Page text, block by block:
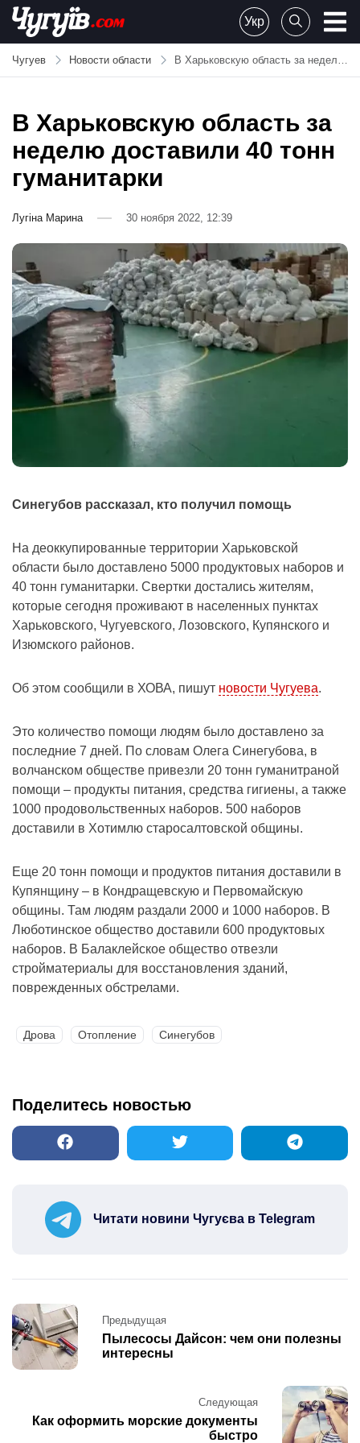
Skip
content
Chuguiv
Укр
Чугуев Новости области В Харьковскую область за неделю доставили 40 тонн гуманитарки
В Харьковскую область за
неделю доставили 40 тонн
гуманитарки
Лугіна Марина 30 ноября 2022, 12:39
Синегубов рассказал, кто получил помощь
На деоккупированные территории Харьковской
области было доставлено 5000 продуктовых наборов и
40 тонн гуманитарки. Свертки достались жителям,
которые сегодня проживают в населенных пунктах
Харьковского, Чугуевского, Лозовского, Купянского и
Изюмского районов.
Об этом сообщили в ХОВА, пишут новости Чугуева.
Это количество помощи людям было доставлено за
последние 7 дней. По словам Олега Синегубова, в
волчанском обществе привезли 20 тонн гуманитраной
помощи – продукты питания, средства гигиены, а также
1000 продовольственных наборов. 500 наборов
доставили в Хотимлю старосалтовской общины.
Еще 20 тонн помощи и продуктов питания доставили в
Купянщину – в Кондращевскую и Первомайскую
общины. Там людям раздали 2000 и 1000 наборов. В
Люботинское общество доставили 600 продуктовых
наборов. В Балаклейское общество отвезли
стройматериалы для восстановления зданий,
поврежденных обстрелами.
Дрова Отопление Синегубов
Поделитесь новостью
Читати новини Чугуєва в Telegram
Post
navigation
Предыдущая
Пылесосы Дайсон: чем они полезны
интересны
Следующая
Как оформить морские документы
быстро